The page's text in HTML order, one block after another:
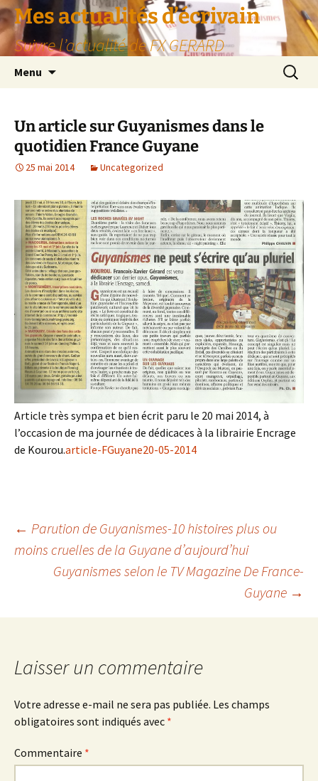
Aller
au
contenu
Mes actualités d’écrivain
Suivre l’actualité de FX GERARD
Menu
Un article sur Guyanismes dans le
quotidien France Guyane
25 mai 2014 Uncategorized
Article très sympa et bien écrit paru le 20 mai 2014, à
l’occasion de ma journée de dédicaces à la librairie Encrage
de Kourou.article-FGuyane20-05-2014
Navigation
des
articles
← Parution de Guyanismes-10 histoires plus ou
moins cruelles de la Guyane d’aujourd’hui
Guyanismes selon le TV Magazine De France-
Guyane →
Laisser un commentaire
Votre adresse e-mail ne sera pas publiée. Les champs
obligatoires sont indiqués avec *
Commentaire *